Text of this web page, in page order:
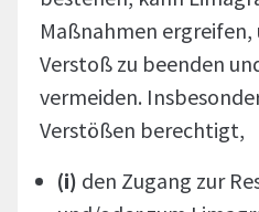
Maßnahmen ergreifen,
Verstoß zu beenden
vermeiden.
Verstößen berechtigt,
(i) den Zugang zur